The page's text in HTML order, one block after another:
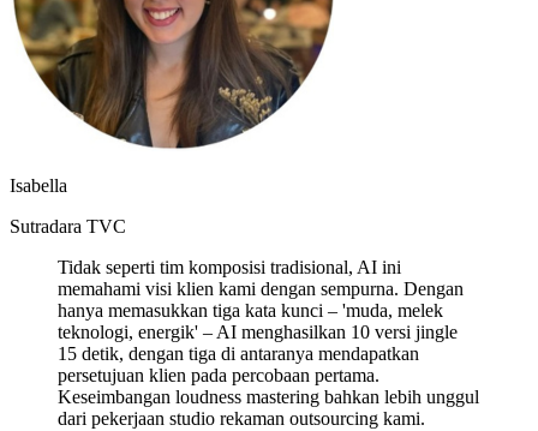
Isabella
Sutradara TVC
Tidak seperti tim komposisi tradisional, AI ini
memahami visi klien kami dengan sempurna. Dengan
hanya memasukkan tiga kata kunci – 'muda, melek
teknologi, energik' – AI menghasilkan 10 versi jingle
15 detik, dengan tiga di antaranya mendapatkan
persetujuan klien pada percobaan pertama.
Keseimbangan loudness mastering bahkan lebih unggul
dari pekerjaan studio rekaman outsourcing kami.